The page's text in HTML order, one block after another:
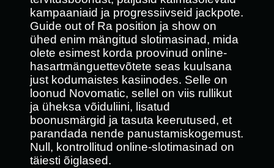
kampaaniaid ja progressiivseid jackpote.
Guide out of Ra position ja show on
ühed enim mängitud slotimasinad, mida
olete esimest korda proovinud online-
hasartmänguettevõtete seas kuulsana
just kodumaistes kasiinodes. Selle on
loonud Novomatic, sellel on viis rullikut
ja üheksa võiduliini, lisatud
boonusmärgid ja tasuta keerutused, et
parandada nende panustamiskogemust.
Null, kontrollitud online-slotimasinad on
täiesti õiglased.